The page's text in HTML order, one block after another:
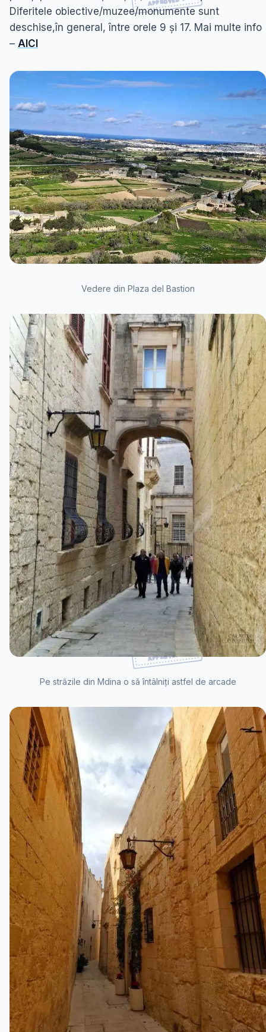
Diferitele obiective/muzee/monumente sunt
deschise,în general, între orele 9 și 17. Mai multe info
– AICI
Vedere din Plaza del Bastion
Pe străzile din Mdina o să întâlniți astfel de arcade